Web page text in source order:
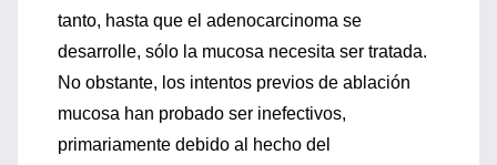
tanto, hasta que el adenocarcinoma se
desarrolle, sólo la mucosa necesita ser tratada.
No obstante, los intentos previos de ablación
mucosa han probado ser inefectivos,
primariamente debido al hecho del